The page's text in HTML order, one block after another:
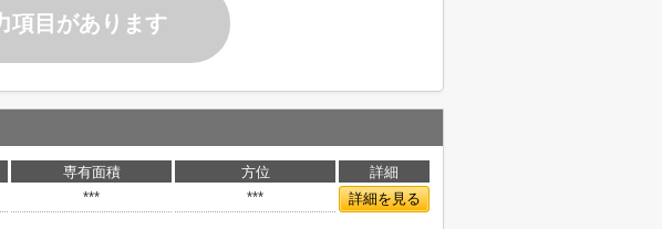
項目があります
専有面積 方位
詳細
*** *** 詳細を見る